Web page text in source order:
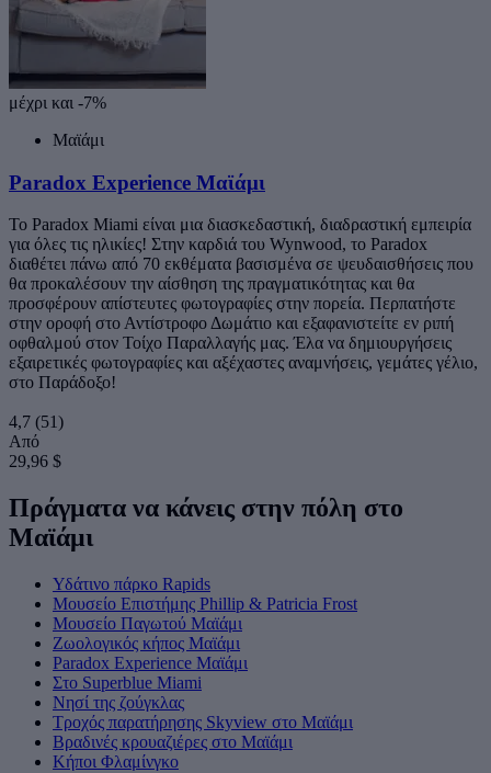
μέχρι και -7%
Μαϊάμι
Paradox Experience Μαϊάμι
Το Paradox Miami είναι μια διασκεδαστική, διαδραστική εμπειρία
για όλες τις ηλικίες! Στην καρδιά του Wynwood, το Paradox
διαθέτει πάνω από 70 εκθέματα βασισμένα σε ψευδαισθήσεις που
θα προκαλέσουν την αίσθηση της πραγματικότητας και θα
προσφέρουν απίστευτες φωτογραφίες στην πορεία. Περπατήστε
στην οροφή στο Αντίστροφο Δωμάτιο και εξαφανιστείτε εν ριπή
οφθαλμού στον Τοίχο Παραλλαγής μας. Έλα να δημιουργήσεις
εξαιρετικές φωτογραφίες και αξέχαστες αναμνήσεις, γεμάτες γέλιο,
στο Παράδοξο!
4,7 (51)
Από
29,96 $
Πράγματα να κάνεις στην πόλη στο
Μαϊάμι
Υδάτινο πάρκο Rapids
Μουσείο Επιστήμης Phillip & Patricia Frost
Μουσείο Παγωτού Μαϊάμι
Ζωολογικός κήπος Μαϊάμι
Paradox Experience Μαϊάμι
Στο Superblue Miami
Νησί της ζούγκλας
Τροχός παρατήρησης Skyview στο Μαϊάμι
Βραδινές κρουαζιέρες στο Μαϊάμι
Κήποι Φλαμίνγκο